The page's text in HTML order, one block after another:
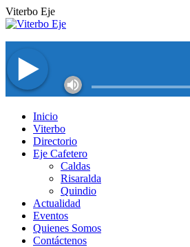
Saltar
al
Viterbo Eje
Facebook
page
opens
Twitter
page
opens
Instagram
page
opens
YouTube
page
opens
Inicio
Viterbo
Directorio
Eje Cafetero
Caldas
Risaralda
Quindio
Actualidad
Eventos
Quienes Somos
Contáctenos